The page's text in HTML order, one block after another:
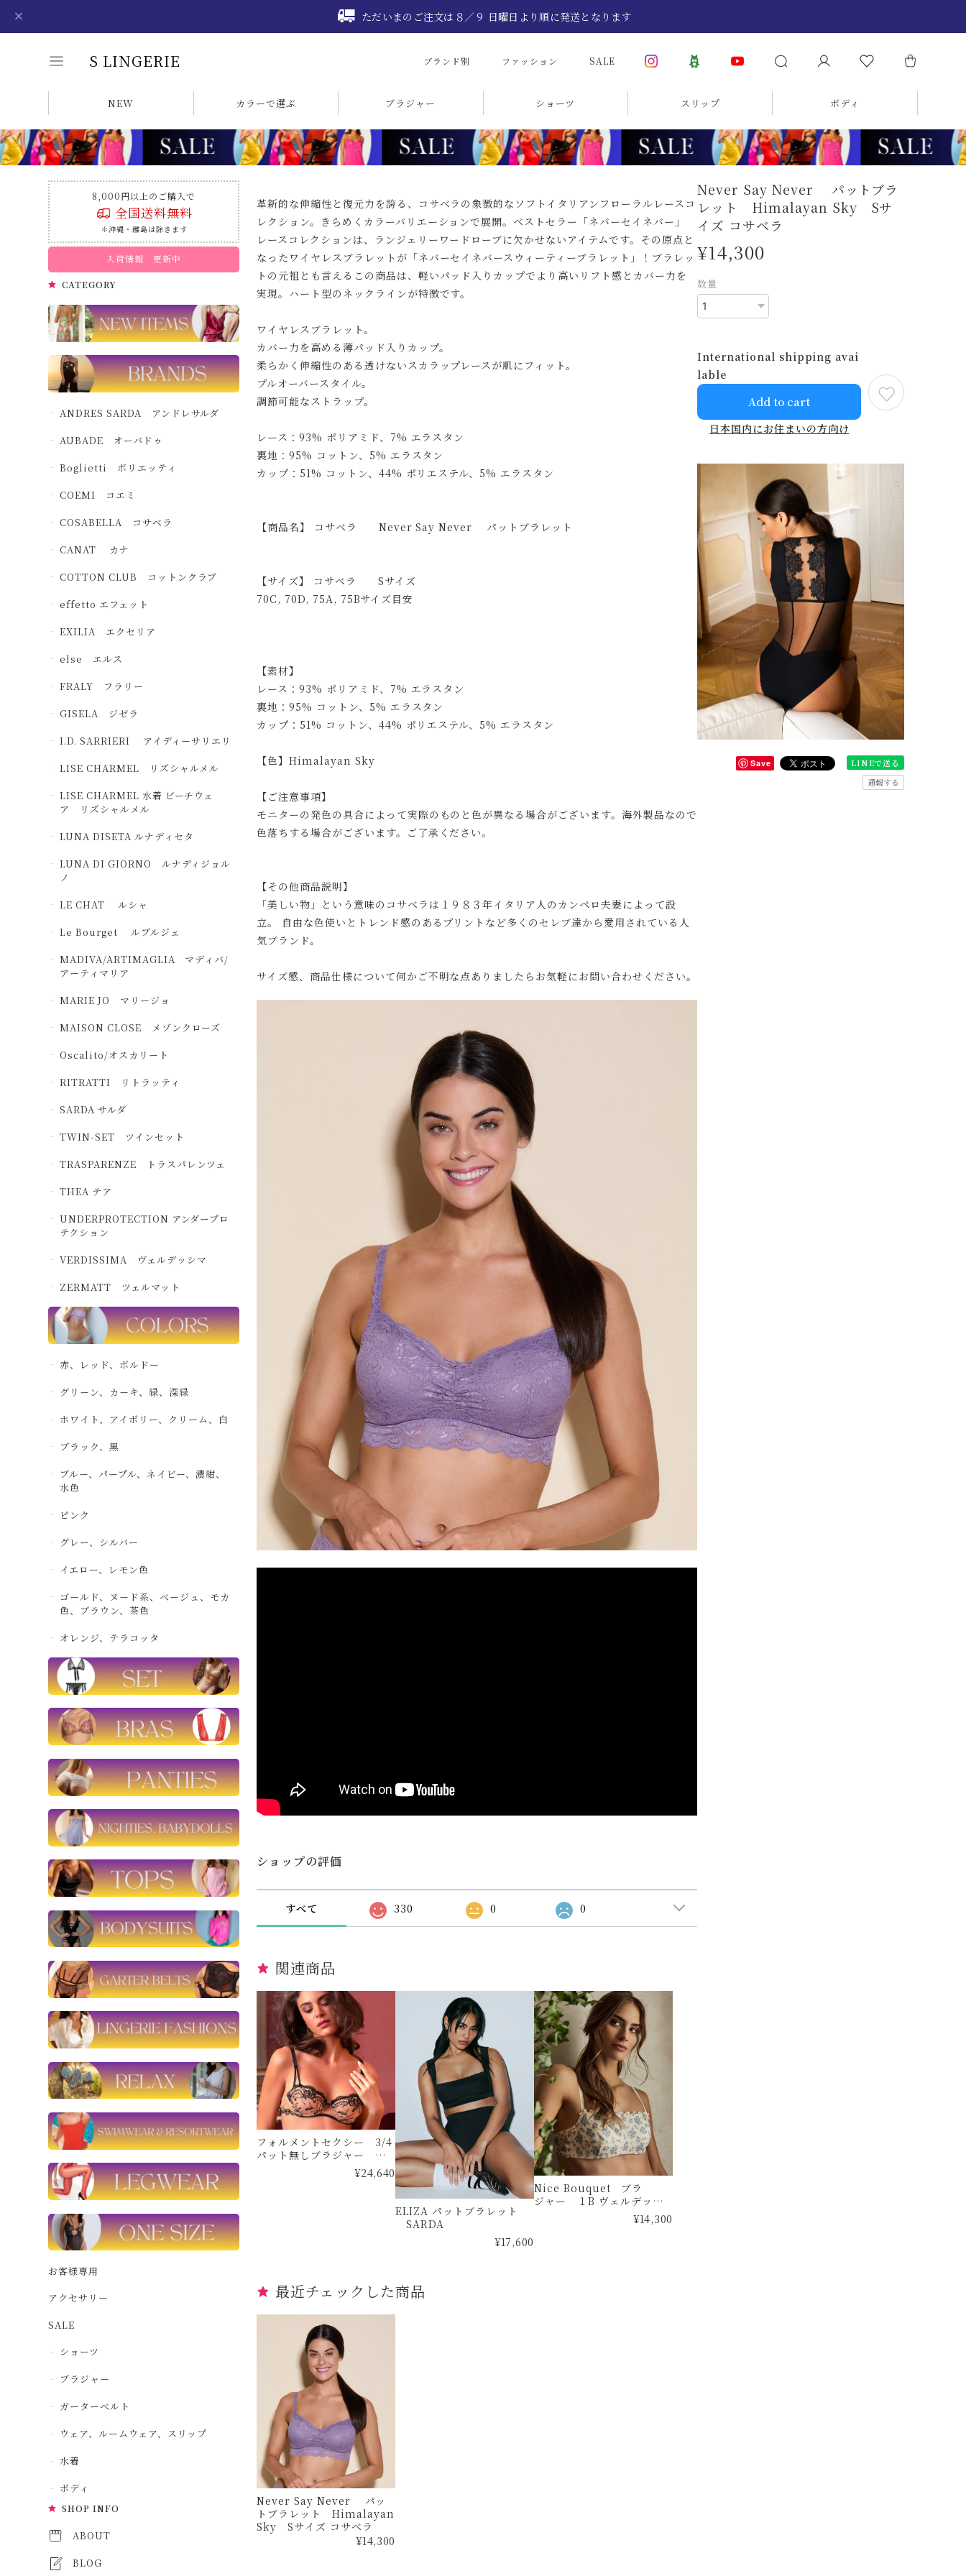
ただいまのご注文は８／９ 日曜日より順に発送となります
S LINGERIE ブランド別 ファッション SALE
NEW カラーで選ぶ ブラジャー ショーツ スリップ ボディ
8,000円以上のご購入で
全国送料無料
＊沖縄・離島は除きます
入荷情報 更新中
CATEGORY
ANDRES SARDA アンドレサルダ
AUBADE オーバドゥ
Boglietti ボリエッティ
COEMI コエミ
COSABELLA コサベラ
CANAT カナ
COTTON CLUB コットンクラブ
effetto エフェット
EXILIA エクセリア
else エルス
FRALY フラリー
GISELA ジゼラ
I.D. SARRIERI アイディーサリエリ
LISE CHARMEL リズシャルメル
LISE CHARMEL 水着 ビーチウェ
ア リズシャルメル
LUNA DISETA ルナディセタ
LUNA DI GIORNO ルナディジョル
ノ
LE CHAT ルシャ
Le Bourget ルブルジェ
MADIVA/ARTIMAGLIA マディバ/
アーティマリア
MARIE JO マリージョ
MAISON CLOSE メゾンクローズ
Oscalito/オスカリート
RITRATTI リトラッティ
SARDA サルダ
TWIN-SET ツインセット
TRASPARENZE トラスパレンツェ
THEA テア
UNDERPROTECTION アンダープロ
テクション
VERDISSIMA ヴェルデッシマ
ZERMATT ツェルマット
赤、レッド、ボルドー
グリーン、カーキ、緑、深緑
ホワイト、アイボリー、クリーム、白
ブラック、黒
ブルー、パープル、ネイビー、濃紺、
水色
ピンク
グレー、シルバー
イエロー、レモン色
ゴールド、ヌード系、ベージュ、モカ
色、ブラウン、茶色
オレンジ、テラコッタ
お客様専用
アクセサリー
SALE
ショーツ
ブラジャー
ガーターベルト
ウェア、ルームウェア、スリップ
水着
ボディ
SHOP INFO
ABOUT
BLOG
革新的な伸縮性と復元力を誇る、コサベラの象徴的なソフトイタリアンフローラルレースコ
レクション。きらめくカラーバリエーションで展開。ベストセラー「ネバーセイネバー」
レースコレクションは、ランジェリーワードローブに欠かせないアイテムです。その原点と
なったワイヤレスブラレットが「ネバーセイネバースウィーティーブラレット」！ブラレッ
トの元祖とも言えるこの商品は、軽いパッド入りカップでより高いリフト感とカバー力を
実現。ハート型のネックラインが特徴です。
ワイヤレスブラレット。
カバー力を高める薄パッド入りカップ。
柔らかく伸縮性のある透けないスカラップレースが肌にフィット。
プルオーバースタイル。
調節可能なストラップ。
レース：93% ポリアミド、7% エラスタン
裏地：95% コットン、5% エラスタン
カップ：51% コットン、44% ポリエステル、5% エラスタン
【商品名】 コサベラ Never Say Never パットブラレット
【サイズ】 コサベラ Sサイズ
70C, 70D, 75A, 75Bサイズ目安
【素材】
レース：93% ポリアミド、7% エラスタン
裏地：95% コットン、5% エラスタン
カップ：51% コットン、44% ポリエステル、5% エラスタン
【色】Himalayan Sky
【ご注意事項】
モニターの発色の具合によって実際のものと色が異なる場合がございます。海外製品なので
色落ちする場合がございます。ご了承ください。
【その他商品説明】
「美しい物」という意味のコサベラは１９８３年イタリア人のカンペロ夫妻によって設
立。 自由な色使いとトレンド感のあるプリントなど多くのセレブ達から愛用されている人
気ブランド。
サイズ感、商品仕様について何かご不明な点ありましたらお気軽にお問い合わせください。
Never Say Never パットブラ
レット Himalayan Sky Sサ
イズ コサベラ
¥14,300
数量
International shipping avai
lable
Add to cart
日本国内にお住まいの方向け
Save
LINEで送る
通報する
ショップの評価
すべて 330 0 0
関連商品
フォルメントセクシー 3/4
パット無しブラジャー
¥24,640
ELIZA パットブラレット
SARDA
¥17,600
Nice Bouquet ブラ
ジャー １B ヴェルデッシ
¥14,300
最近チェックした商品
Never Say Never パッ
トブラレット Himalayan
Sky Sサイズ コサベラ
¥14,300